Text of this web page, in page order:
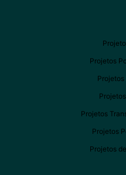
Projetos
Projetos
Projetos
Projetos